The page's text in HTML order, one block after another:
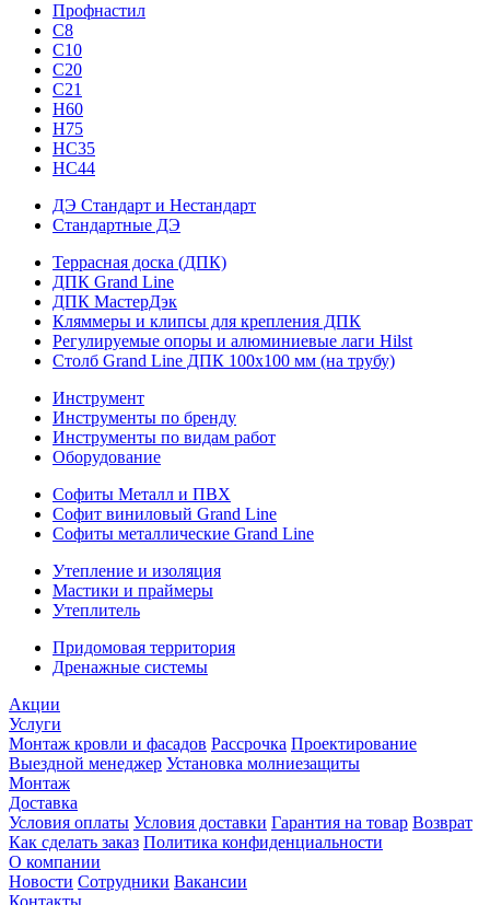
Профнастил
С8
С10
С20
С21
H60
H75
HС35
НС44
ДЭ Стандарт и Нестандарт
Стандартные ДЭ
Террасная доска (ДПК)
ДПК Grand Line
ДПК МастерДэк
Кляммеры и клипсы для крепления ДПК
Регулируемые опоры и алюминиевые лаги Hilst
Столб Grand Line ДПК 100х100 мм (на трубу)
Инструмент
Инструменты по бренду
Инструменты по видам работ
Оборудование
Софиты Металл и ПВХ
Софит виниловый Grand Line
Софиты металлические Grand Line
Утепление и изоляция
Мастики и праймеры
Утеплитель
Придомовая территория
Дренажные системы
Акции
Услуги
Монтаж кровли и фасадов Рассрочка Проектирование
Выездной менеджер Установка молниезащиты
Монтаж
Доставка
Условия оплаты Условия доставки Гарантия на товар Возврат
Как сделать заказ Политика конфиденциальности
О компании
Новости Сотрудники Вакансии
Контакты